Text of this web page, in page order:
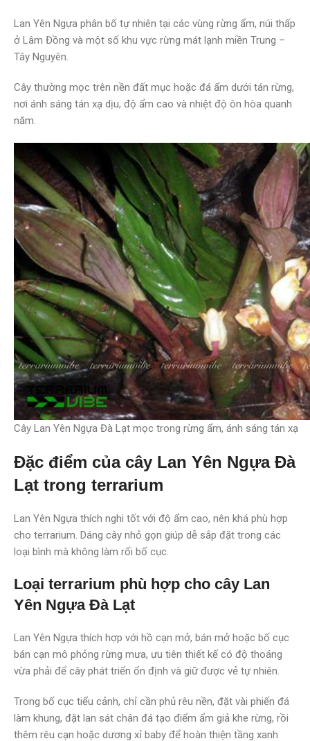
Lan Yên Ngựa phân bố tự nhiên tại các vùng rừng ẩm, núi thấp
ở Lâm Đồng và một số khu vực rừng mát lạnh miền Trung –
Tây Nguyên.
Cây thường mọc trên nền đất mục hoặc đá ẩm dưới tán rừng,
nơi ánh sáng tán xạ dịu, độ ẩm cao và nhiệt độ ôn hòa quanh
năm.
Cây Lan Yên Ngựa Đà Lạt mọc trong rừng ẩm, ánh sáng tán xạ
Đặc điểm của cây Lan Yên Ngựa Đà
Lạt trong terrarium
Lan Yên Ngựa thích nghi tốt với độ ẩm cao, nên khá phù hợp
cho terrarium. Dáng cây nhỏ gọn giúp dễ sắp đặt trong các
loại bình mà không làm rối bố cục.
Loại terrarium phù hợp cho cây Lan
Yên Ngựa Đà Lạt
Lan Yên Ngựa thích hợp với hồ cạn mở, bán mở hoặc bố cục
bán cạn mô phỏng rừng mưa, ưu tiên thiết kế có độ thoáng
vừa phải để cây phát triển ổn định và giữ được vẻ tự nhiên.
Trong bố cục tiểu cảnh, chỉ cần phủ rêu nền, đặt vài phiến đá
làm khung, đặt lan sát chân đá tạo điểm ẩm giả khe rừng, rồi
thêm rêu cạn hoặc dương xỉ baby để hoàn thiện tầng xanh